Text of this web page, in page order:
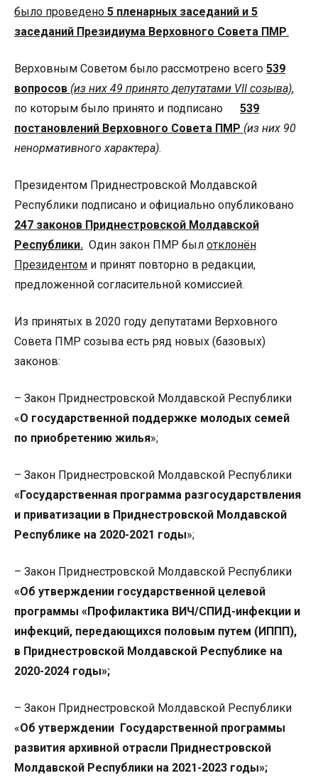
было проведено 5 пленарных заседаний и 5
заседаний Президиума Верховного Совета ПМР.
Верховным Советом было рассмотрено всего 539
вопросов (из них 49 принято депутатами VII созыва),
по которым было принято и подписано 539
постановлений Верховного Совета ПМР (из них 90
ненормативного характера).
Президентом Приднестровской Молдавской
Республики подписано и официально опубликовано
247 законов Приднестровской Молдавской
Республики. Один закон ПМР был отклонён
Президентом и принят повторно в редакции,
предложенной согласительной комиссией.
Из принятых в 2020 году депутатами Верховного
Совета ПМР созыва есть ряд новых (базовых)
законов:
– Закон Приднестровской Молдавской Республики
«О государственной поддержке молодых семей
по приобретению жилья»;
– Закон Приднестровской Молдавской Республики
«Государственная программа разгосударствления
и приватизации в Приднестровской Молдавской
Республике на 2020-2021 годы»;
– Закон Приднестровской Молдавской Республики
«Об утверждении государственной целевой
программы «Профилактика ВИЧ/СПИД-инфекции и
инфекций, передающихся половым путем (ИППП),
в Приднестровской Молдавской Республике на
2020-2024 годы»;
– Закон Приднестровской Молдавской Республики
«Об утверждении Государственной программы
развития архивной отрасли Приднестровской
Молдавской Республики на 2021-2023 годы»;